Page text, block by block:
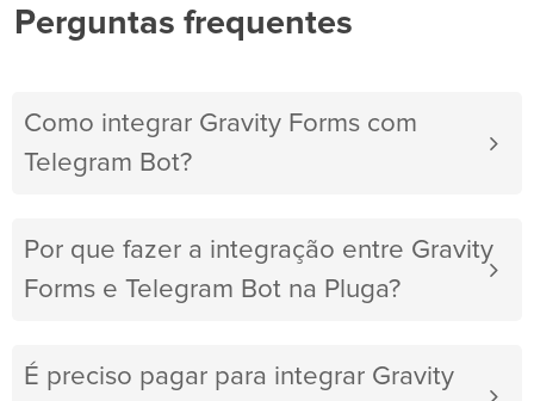
Perguntas frequentes
Como integrar Gravity Forms com
Telegram Bot?
Por que fazer a integração entre Gravity
Forms e Telegram Bot na Pluga?
É preciso pagar para integrar Gravity